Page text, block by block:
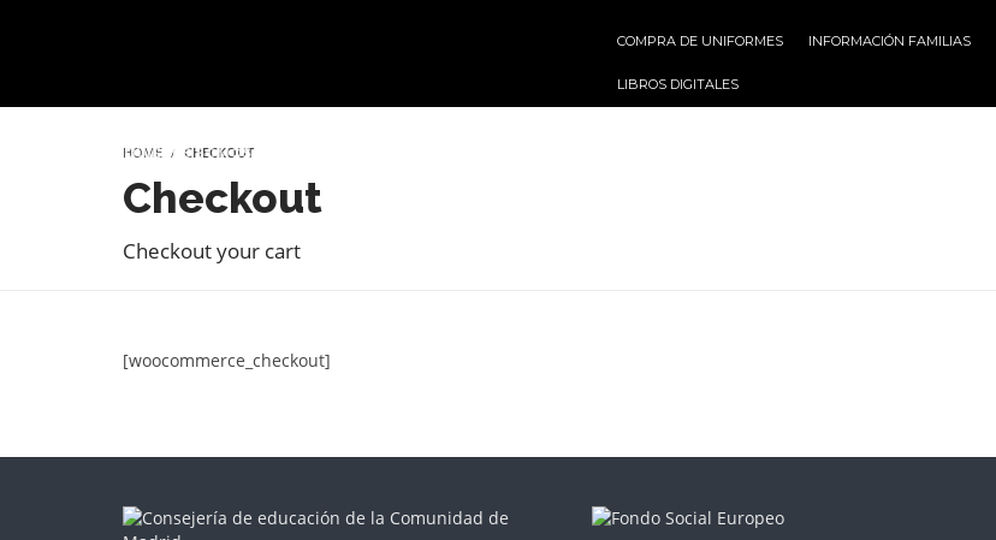
COMPRA DE UNIFORMES INFORMACIÓN FAMILIAS
LIBROS DIGITALES
QUIÉNES SOMOS
HOME CHECKOUT
Checkout
Checkout your cart
[woocommerce_checkout]